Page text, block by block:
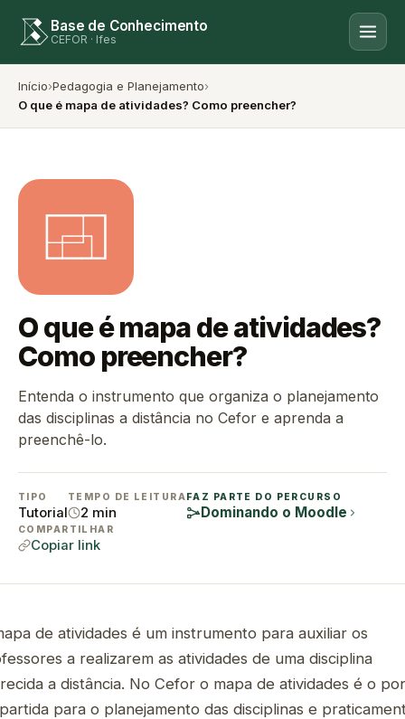
Base de Conhecimento
CEFOR · Ifes
Início›Pedagogia e Planejamento›
O que é mapa de atividades? Como preencher?
O que é mapa de atividades?
Como preencher?
Entenda o instrumento que organiza o planejamento
das disciplinas a distância no Cefor e aprenda a
preenchê-lo.
TIPO
Tutorial
TEMPO DE LEITURA
2 min
FAZ PARTE DO PERCURSO
Dominando o Moodle
COMPARTILHAR
Copiar link
de atividades é um instrumento para auxiliar os
a realizarem as atividades de uma disciplina
a distância. No Cefor o mapa de atividades é o
para o planejamento das disciplinas e